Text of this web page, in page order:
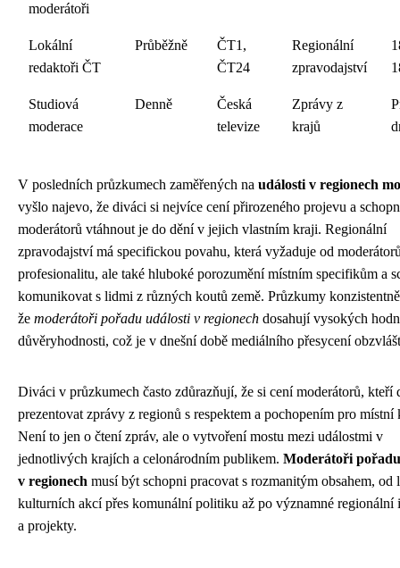
moderátoři
Lokální
redaktoři ČT
Průběžně
ČT1,
ČT24
Regionální
zpravodajství
Studiová
moderace
Denně
Česká
televize
Zprávy z
krajů
V posledních průzkumech zaměřených na události v regionech
vyšlo najevo, že diváci si nejvíce cení přirozeného projevu a
moderátorů vtáhnout je do dění v jejich vlastním kraji. Regionální
zpravodajství má specifickou povahu, která vyžaduje od
profesionalitu, ale také hluboké porozumění místním specifikům a
komunikovat s lidmi z různých koutů země. Průzkumy
že moderátoři pořadu události v regionech dosahují vysokých
důvěryhodnosti, což je v dnešní době mediálního přesycení
Diváci v průzkumech často zdůrazňují, že si cení moderátorů, kteří
prezentovat zprávy z regionů s respektem a pochopením pro místní
Není to jen o čtení zpráv, ale o vytvoření mostu mezi událostmi v
jednotlivých krajích a celonárodním publikem. Moderátoři
v regionech musí být schopni pracovat s rozmanitým obsahem, od
kulturních akcí přes komunální politiku až po významné regionální
a projekty.